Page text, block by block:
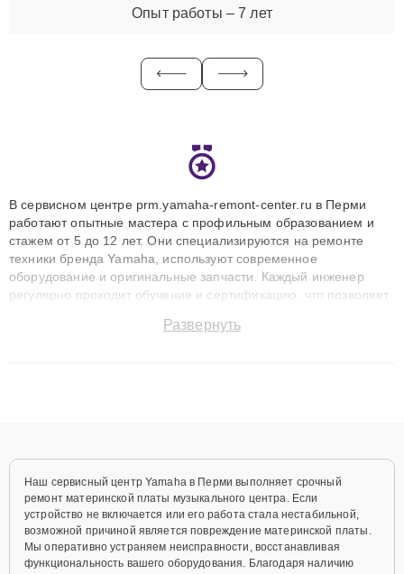
Опыт работы – 7 лет
В сервисном центре prm.yamaha-remont-center.ru в Перми
работают опытные мастера с профильным образованием и
стажем от 5 до 12 лет. Они специализируются на ремонте
техники бренда Yamaha, используют современное
оборудование и оригинальные запчасти. Каждый инженер
регулярно проходит обучение и сертификацию, что позволяет
технику с сохранением гарантии до 3 лет. Наши мастера
Развернуть
Наш сервисный центр Yamaha в Перми выполняет срочный
ремонт материнской платы музыкального центра. Если
устройство не включается или его работа стала нестабильной,
возможной причиной является повреждение материнской платы.
Мы оперативно устраняем неисправности, восстанавливая
функциональность вашего оборудования. Благодаря наличию